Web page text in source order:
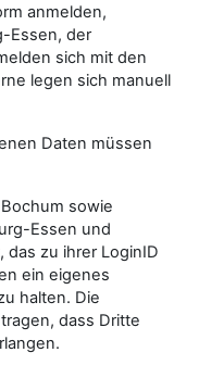
anmelden,
Essen, der
sich mit den
legen sich manuell
Daten müssen
sowie
Essen und
zu ihrer LoginID
ein eigenes
halten. Die
dass Dritte